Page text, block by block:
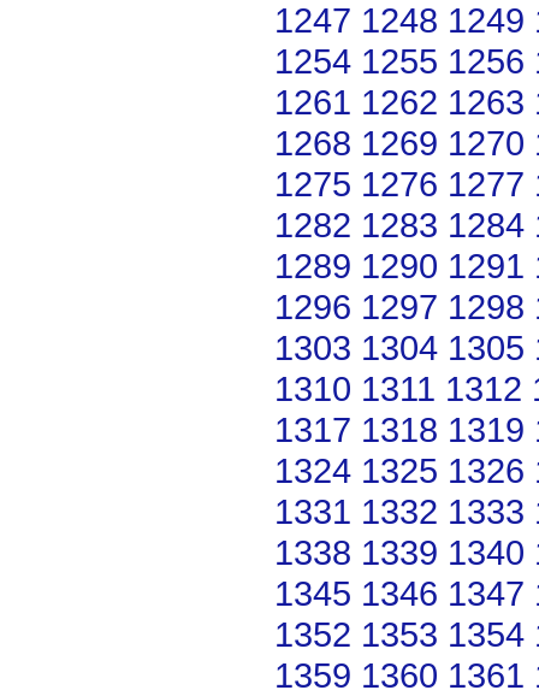
1247 1248 1249
1254 1255 1256
1261 1262 1263
1268 1269 1270
1275 1276 1277
1282 1283 1284
1289 1290 1291
1296 1297 1298
1303 1304 1305
1310 1311 1312
1317 1318 1319
1324 1325 1326
1331 1332 1333
1338 1339 1340
1345 1346 1347
1352 1353 1354
1359 1360 1361